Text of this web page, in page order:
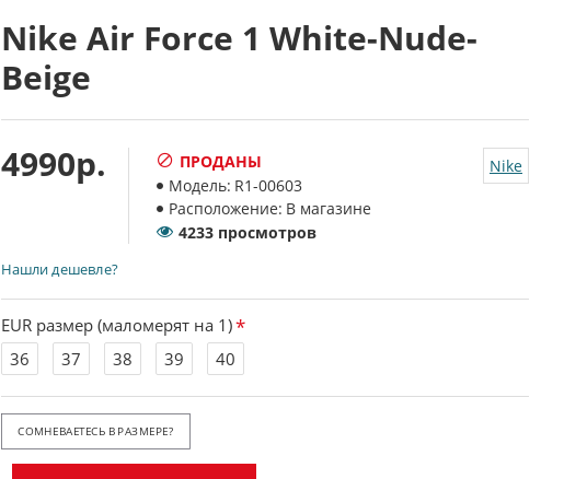
Nike Air Force 1 White-Nude-
Beige
4990р.
ПРОДАНЫ
Модель: R1-00603
Расположение: В магазине
Nike
4233 просмотров
EUR размер (маломерят на 1)
36
37 38 39 40
Нашли дешевле?
СОМНЕВАЕТЕСЬ В РАЗМЕРЕ?